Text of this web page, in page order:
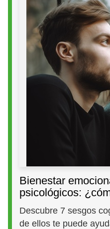
Bienestar
psicológicos:
Descubre 7 sesgos
de ellos te puede